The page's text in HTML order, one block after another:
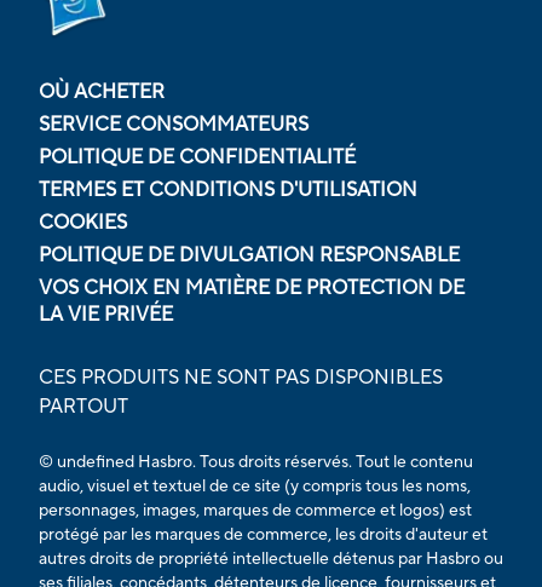
OÙ ACHETER
SERVICE CONSOMMATEURS
POLITIQUE DE CONFIDENTIALITÉ
TERMES ET CONDITIONS D'UTILISATION
COOKIES
POLITIQUE DE DIVULGATION RESPONSABLE
VOS CHOIX EN MATIÈRE DE PROTECTION DE
LA VIE PRIVÉE
CES PRODUITS NE SONT PAS DISPONIBLES
PARTOUT
© undefined Hasbro. Tous droits réservés. Tout le contenu
audio, visuel et textuel de ce site (y compris tous les noms,
personnages, images, marques de commerce et logos) est
protégé par les marques de commerce, les droits d'auteur et
autres droits de propriété intellectuelle détenus par Hasbro ou